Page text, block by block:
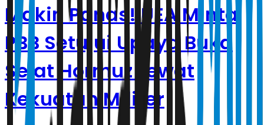
Makin Panas! UEA Minta
PBB Setujui Upaya Buka
Selat Hormuz Lewat
Kekuatan Militer